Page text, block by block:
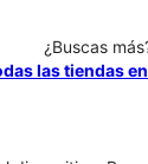
¿Buscas
las tiendas